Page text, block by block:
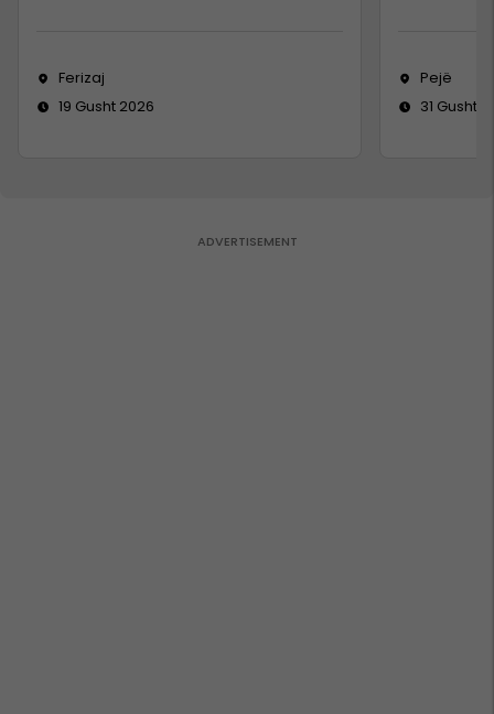
Ferizaj
19 Gusht 2026
Pejë
31 Gusht